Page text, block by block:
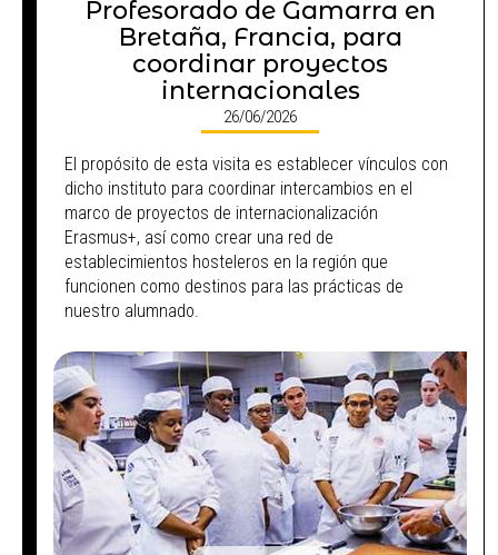
Profesorado de Gamarra en
Bretaña, Francia, para
coordinar proyectos
internacionales
26/06/2026
El propósito de esta visita es establecer vínculos con
dicho instituto para coordinar intercambios en el
marco de proyectos de internacionalización
Erasmus+, así como crear una red de
establecimientos hosteleros en la región que
funcionen como destinos para las prácticas de
nuestro alumnado.